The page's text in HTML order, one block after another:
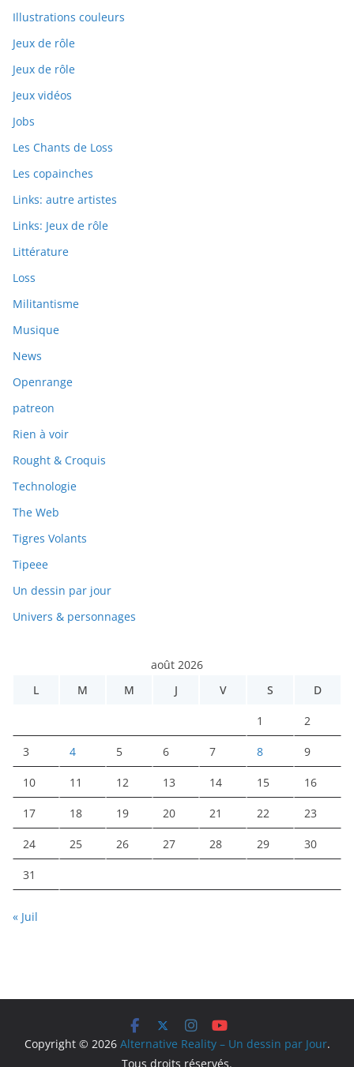
Illustrations couleurs
Jeux de rôle
Jeux de rôle
Jeux vidéos
Jobs
Les Chants de Loss
Les copainches
Links: autre artistes
Links: Jeux de rôle
Littérature
Loss
Militantisme
Musique
News
Openrange
patreon
Rien à voir
Rought & Croquis
Technologie
The Web
Tigres Volants
Tipeee
Un dessin par jour
Univers & personnages
août 2026
L
M M J V S D
1 2
3 4 5 6 7 8 9
10 11 12 13 14 15 16
17 18 19 20 21 22 23
24 25 26 27 28 29 30
31
« Juil
Copyright © 2026 Alternative Reality – Un dessin par Jour.
Tous droits réservés.